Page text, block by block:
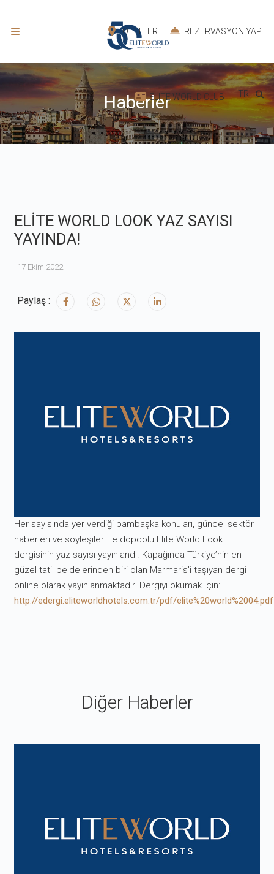
OTELLER REZERVASYON YAP
ELITE WORLD CLUB TR
Haberler
ELİTE WORLD LOOK YAZ SAYISI
YAYINDA!
17 Ekim 2022
Paylaş :
Her sayısında yer verdiği bambaşka konuları, güncel sektör
haberleri ve söyleşileri ile dopdolu Elite World Look
dergisinin yaz sayısı yayınlandı. Kapağında Türkiye’nin en
güzel tatil beldelerinden biri olan Marmaris’i taşıyan dergi
online olarak yayınlanmaktadır. Dergiyi okumak için:
http://edergi.eliteworldhotels.com.tr/pdf/elite%20world%2004.pdf
Diğer Haberler